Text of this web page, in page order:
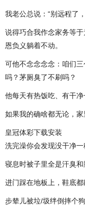
我老公总说：“别远程了
说得巧合我作念家务等
恩负义躺着不动。
可他不念念念念：咱们
吗？茅厕臭了不刷吗？
他每天有热饭吃、有干净
如果我的确啥都无论，家
皇冠体彩下载安装
洗完澡你会发现没干净一
寝息时被子里全是汗臭和
进门踩在地板上，鞋底都
步辇儿被垃/圾绊倒摔个